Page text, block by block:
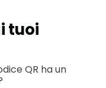
tuoi
QR ha un